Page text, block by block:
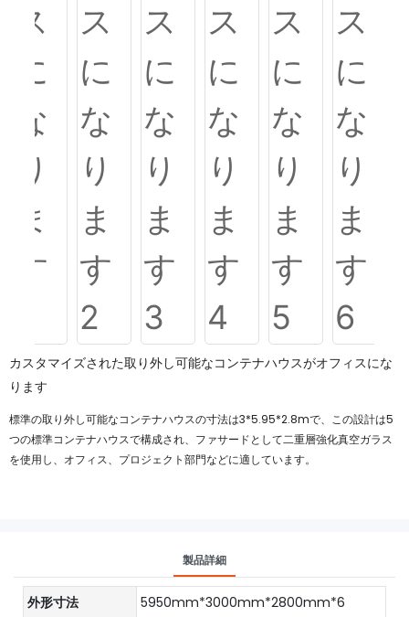
カスタマイズされた取り外し可能なコンテナハウスがオフィスにな
ります
標準の取り外し可能なコンテナハウスの寸法は3*5.95*2.8mで、この設計は5
つの標準コンテナハウスで構成され、ファサードとして二重層強化真空ガラス
を使用し、オフィス、プロジェクト部門などに適しています。
製品詳細
外形寸法 5950mm*3000mm*2800mm*6